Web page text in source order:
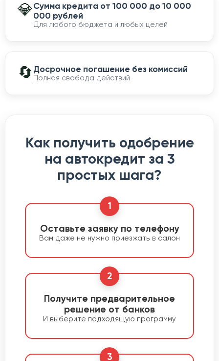
💎Сумма кредита от 100 000 до 10 000
000 рублей
Для любого бюджета и любых целей
🔄 Досрочное погашение без комиссий
Полная свобода действий
Как получить одобрение
на автокредит за 3
простых шага?
1
Оставьте заявку по телефону
Вам даже не нужно приезжать в салон
2
Получите предварительное
решение от банков
И выберите подходящую программу
3